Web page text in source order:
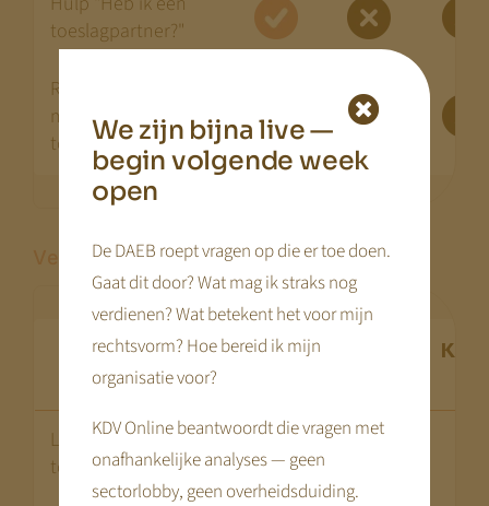
toeslagpartner?"
Rekenhulp "Wat is
mijn
toetsingsinkomen?"
Vergelijk op lokale toeslagen
KDV
Online
Lokale
toelages
We zijn bijna live —
begin volgende week
open
De DAEB roept vragen op die er toe doen.
Gaat dit door? Wat mag ik straks nog
verdienen? Wat betekent het voor mijn
rechtsvorm? Hoe bereid ik mijn
organisatie voor?
KDV Online beantwoordt die vragen met
onafhankelijke analyses — geen
sectorlobby, geen overheidsduiding.